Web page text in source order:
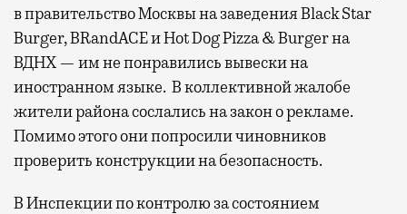
в правительство Москвы на заведения Black Star
Burger, BRandACE и Hot Dog Pizza & Burger на
ВДНХ — им не понравились вывески на
иностранном языке. В коллективной жалобе
жители района сослались на закон о рекламе.
Помимо этого они попросили чиновников
проверить конструкции на безопасность.
В Инспекции по контролю за состоянием